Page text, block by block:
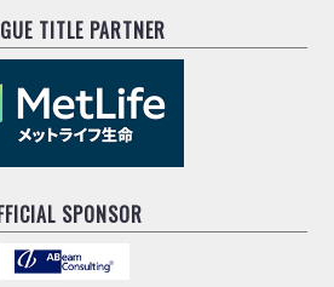
TITLE PARTNER
SPONSOR